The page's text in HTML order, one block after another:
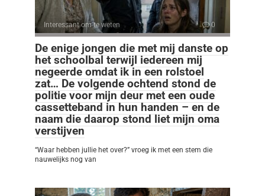
Interessant om te weten 0
De enige jongen die met mij danste op
het schoolbal terwijl iedereen mij
negeerde omdat ik in een rolstoel
zat… De volgende ochtend stond de
politie voor mijn deur met een oude
cassetteband in hun handen – en de
naam die daarop stond liet mijn oma
verstijven
“Waar hebben jullie het over?” vroeg ik met een stem die
nauwelijks nog van